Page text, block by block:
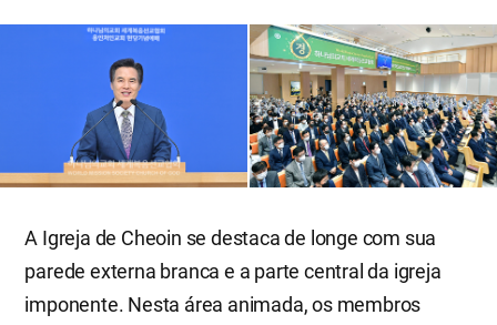
A Igreja de Cheoin se destaca de longe com sua
parede externa branca e a parte central da igreja
imponente. Nesta área animada, os membros